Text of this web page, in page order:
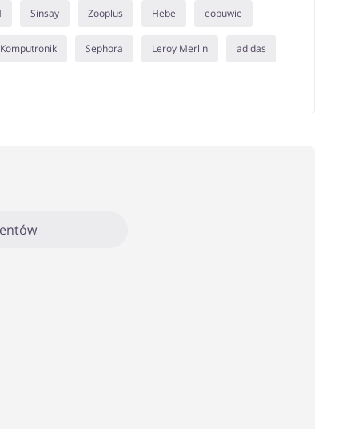
Sinsay Zooplus Hebe eobuwie
Komputronik Sephora Leroy Merlin adidas